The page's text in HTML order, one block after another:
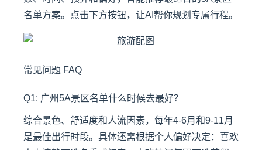
名单方案。点击下方按钮，让AI帮你规划专属行程。
常见问题 FAQ
Q1: 广州5A景区名单什么时候去最好？
综合景色、舒适度和人流因素，每年4-6月和9-11月
是最佳出行时段。具体还需根据个人偏好决定：喜欢